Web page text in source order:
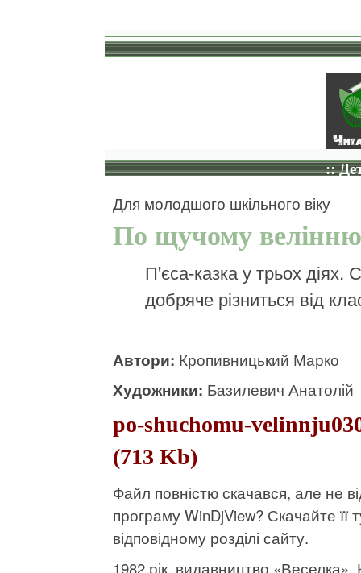
::
Для молодшого шкільного віку
По щучому велінню
П'єса-казка у трьох діях.
добряче різниться від
Автори: Кропивницький Марко
Художники: Базилевич Анатолій
po-shuchomu-
(713 Kb)
Файл повністю скачався, але не
програму WinDjView? Скачайте її
відповідному розділі сайту.
1982 рік, видавництво «Веселка».